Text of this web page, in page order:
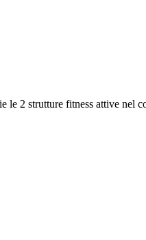
2 strutture fitness attive nel